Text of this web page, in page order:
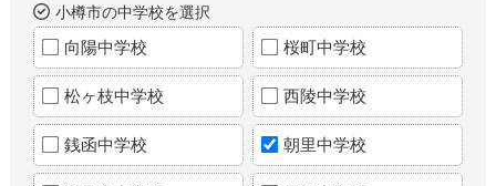
小樽市の中学校を選択
向陽中学校 桜町中学校
松ヶ枝中学校 西陵中学校
銭函中学校 朝里中学校